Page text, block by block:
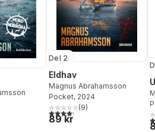
Totalt antal röster:
Del 2
Eldhav
Magnus Abrahamsson
Pocket, 2024
4,2utav 5 stjärnor. Totalt antal
(9)
89 kr